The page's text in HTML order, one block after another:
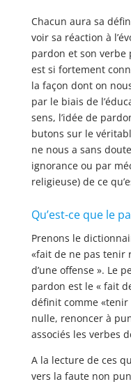
Chacun aura sa
voir sa réaction à
pardon et son verbe
est si fortement
la façon dont on
par le biais de
sens, l’idée de
butons sur le
ne nous a sans
ignorance ou par
religieuse) de ce
Qu’est-ce que le
Prenons le
«fait de ne pas tenir
d’une offense ». Le
pardon est le « fait
définit comme
nulle, renoncer à
associés les verbes
A la lecture de ces
vers la faute non